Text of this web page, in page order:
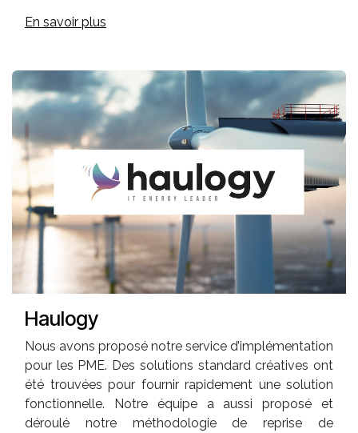
En savoir plus
Haulogy
Nous avons proposé notre service d’implémentation
pour les PME. Des solutions standard créatives ont
été trouvées pour fournir rapidement une solution
fonctionnelle. Notre équipe a aussi proposé et
déroulé notre méthodologie de reprise de